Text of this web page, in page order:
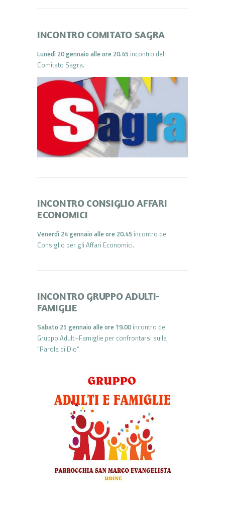
INCONTRO COMITATO SAGRA
Lunedì 20 gennaio alle ore 20.45 incontro del
Comitato Sagra.
INCONTRO CONSIGLIO AFFARI
ECONOMICI
Venerdì 24 gennaio alle ore 20.45 incontro del
Consiglio per gli Affari Economici.
INCONTRO GRUPPO ADULTI-
FAMIGLIE
Sabato 25 gennaio alle ore 19.00 incontro del
Gruppo Adulti-Famiglie per confrontarsi sulla
“Parola di Dio”.